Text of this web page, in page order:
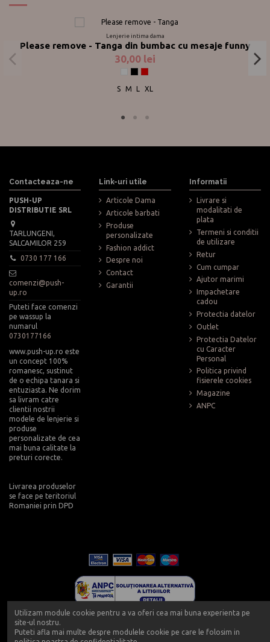
Lenjerie intima dama
Please remove - Tanga din bumbac cu mesaje funny
30,00 lei
AlbNegruRosu
S
M L XL
Contacteaza-ne
PUSH-UP
DISTRIBUTIE SRL
TARLUNGENI,
SALCAMILOR 259
0730 177 166
comenzi@push-
up.ro
Puteti face comenzi
pe wassup la
numarul
0730177166
www.push-up.ro este
un concept 100%
romanesc, sustinut
de o echipa tanara si
entuziasta. Ne dorim
sa livram catre
clientii nostrii
modele de lenjerie si
produse
personalizate de cea
mai buna calitate la
preturi corecte.
Livrarea produselor
se face pe teritoriul
Romaniei prin DPD
Link-uri utile
Articole Dama
Articole barbati
Produse
personalizate
Fashion addict
Despre noi
Contact
Garantii
Informatii
Livrare si
modalitati de
plata
Termeni si conditii
de utilizare
Retur
Cum cumpar
Ajutor marimi
Impachetare
cadou
Protectia datelor
Outlet
Protectia Datelor
cu Caracter
Personal
Politica privind
fisierele cookies
Magazine
ANPC
Utilizam module cookie pentru a va oferi cea mai buna experienta pe
site-ul nostru.
Puteti afla mai multe despre modulele cookie pe care le folosim in